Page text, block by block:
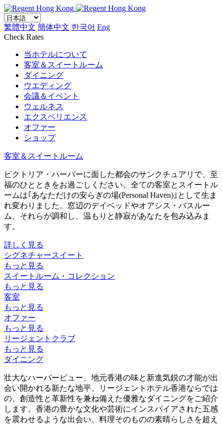
繁體中文 簡体中文 한국어 Eng
Check Rates
当ホテルについて
客室＆スイートルーム
ダイニング
ウエディング
会議＆イベント
ウェルネス
エクスペリエンス
オファー
ショップ
客室＆スイートルーム
ビクトリア・ハーバーに面した都会のサンクチュアリで、至
福のひとときをお過ごしください。全ての客室とスイートル
ームは｢あなただけの安らぎの場(Personal Haven)｣として生ま
れ変わりました。窓辺のデイベッドやオアシス・バスルー
ム、それらが調和し、温もりと静寂があなたを包み込みま
す。
詳しく見る
シグネチャースイート
もっと見る
スイートルーム・コレクション
もっと見る
客室
もっと見る
オファー
もっと見る
リージェントクラブ
もっと見る
ダイニング
壮大なハーバービュー、地元香港の味と新進気鋭の才能が出
会い開かれる新たな地平、リージェントホテル香港ならでは
の、創造性と革新性を兼ね備えた優雅なダイニングをご紹介
します。香港の豊かな文化や芸術にインスパイアされた五感
を震わせるような出会い、料理そのものの素晴らしさを超え